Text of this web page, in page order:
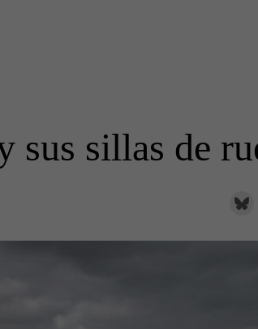
sus sillas de